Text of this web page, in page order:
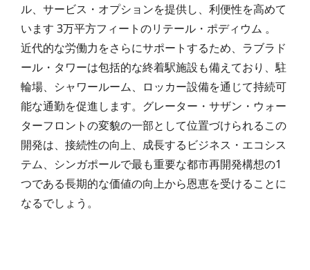
ル、サービス・オプションを提供し、利便性を高めて
います 3万平方フィートのリテール・ポディウム 。
近代的な労働力をさらにサポートするため、ラブラド
ール・タワーは包括的な終着駅施設も備えており、駐
輪場、シャワールーム、ロッカー設備を通じて持続可
能な通勤を促進します。グレーター・サザン・ウォー
ターフロントの変貌の一部として位置づけられるこの
開発は、接続性の向上、成長するビジネス・エコシス
テム、シンガポールで最も重要な都市再開発構想の1
つである長期的な価値の向上から恩恵を受けることに
なるでしょう。